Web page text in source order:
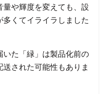
量や輝度を変えても、設
くてイライラしました
た「緑」は製品化前の
された可能性もありま